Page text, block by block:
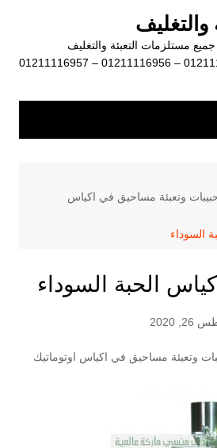
والتغليف
جميع مستلزمات التعبئة والتغليف
01211116954 – 01211116955 – 01211116956 – 01211116957
وتعبئة مساحيق في اكياس
السوداء
الحبة السوداء
2020
وتعبئة مساحيق في اكياس اوتوماتيك